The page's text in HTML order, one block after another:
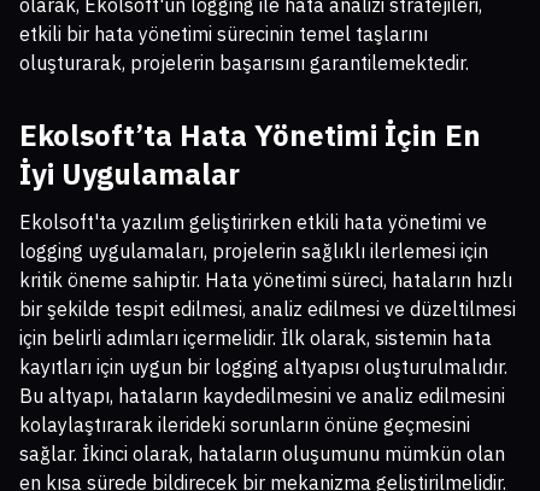
olarak, Ekolsoft'un logging ile hata analizi stratejileri,
etkili bir hata yönetimi sürecinin temel taşlarını
oluşturarak, projelerin başarısını garantilemektedir.
Ekolsoft’ta Hata Yönetimi İçin En
İyi Uygulamalar
Ekolsoft'ta yazılım geliştirirken etkili hata yönetimi ve
logging uygulamaları, projelerin sağlıklı ilerlemesi için
kritik öneme sahiptir. Hata yönetimi süreci, hataların hızlı
bir şekilde tespit edilmesi, analiz edilmesi ve düzeltilmesi
için belirli adımları içermelidir. İlk olarak, sistemin hata
kayıtları için uygun bir logging altyapısı oluşturulmalıdır.
Bu altyapı, hataların kaydedilmesini ve analiz edilmesini
kolaylaştırarak ilerideki sorunların önüne geçmesini
sağlar. İkinci olarak, hataların oluşumunu mümkün olan
en kısa sürede bildirecek bir mekanizma geliştirilmelidir.